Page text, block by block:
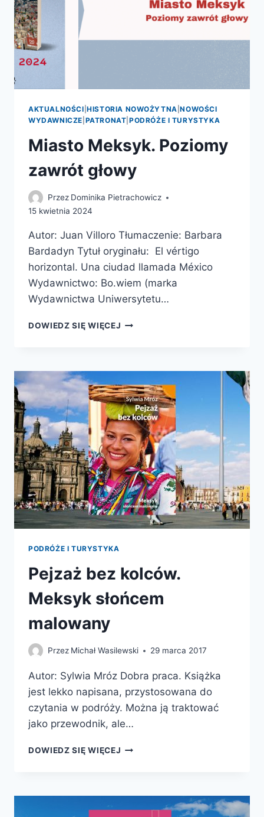
AKTUALNOŚCI |HISTORIA NOWOŻYTNA |NOWOŚCI
WYDAWNICZE PATRONAT PODRÓŻE I TURYSTYKA
Miasto Meksyk. Poziomy
zawrót głowy
Przez Dominika Pietrachowicz
15 kwietnia 2024
Autor: Juan Villoro Tłumaczenie: Barbara
Bardadyn Tytuł oryginału: El vértigo
horizontal. Una ciudad llamada México
Wydawnictwo: Bo.wiem (marka
Wydawnictwa Uniwersytetu…
DOWIEDZ SIĘ WIĘCEJ MIASTO
GŁOWY
PODRÓŻE I TURYSTYKA
Pejzaż bez kolców.
Meksyk słońcem
malowany
Przez Michał Wasilewski 29 marca 2017
Autor: Sylwia Mróz Dobra praca. Książka
jest lekko napisana, przystosowana do
czytania w podróży. Można ją traktować
jako przewodnik, ale…
DOWIEDZ SIĘ WIĘCEJ PEJZAŻ
SŁOŃCEM
MALOWANY